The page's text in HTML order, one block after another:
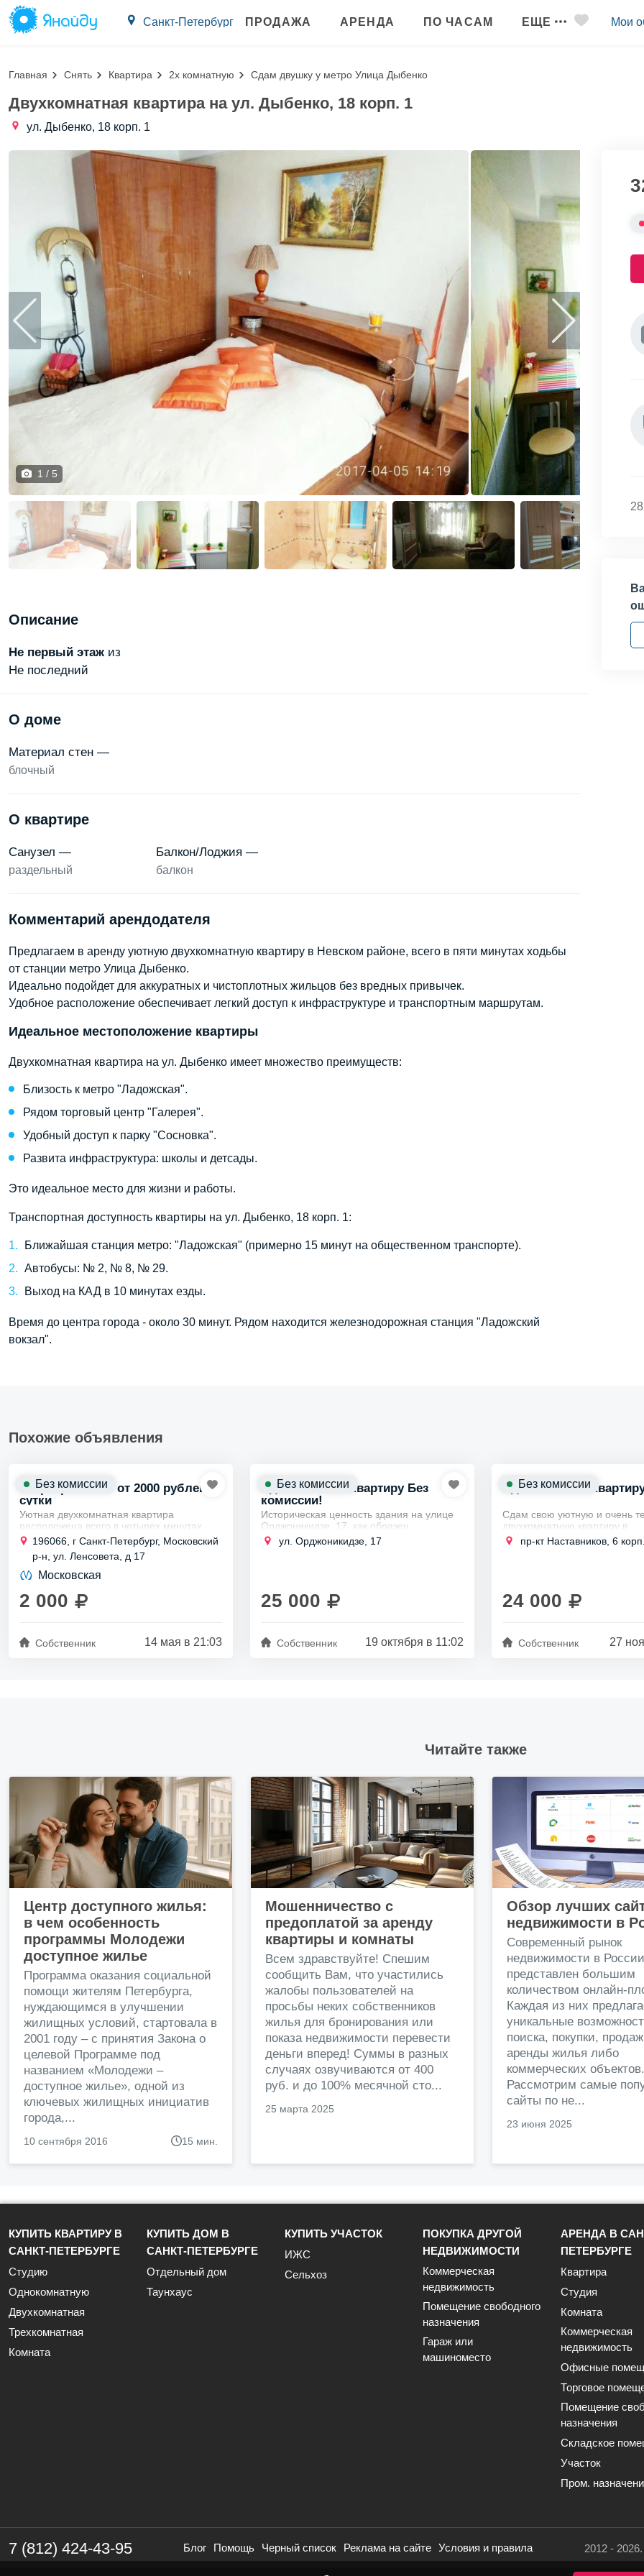
Санкт-Петербург ПРОДАЖА АРЕНДА ПО ЧАСАМ ЕЩЕ Мои
Главная Снять Квартира 2х комнатную Сдам двушку у метро Улица Дыбенко
Двухкомнатная квартира на ул. Дыбенко, 18 корп. 1
ул. Дыбенко, 18 корп. 1
1 / 5
Описание
Не первый этаж из
Не последний
О доме
Материал стен —
блочный
О квартире
Санузел —
раздельный
Балкон/Лоджия —
балкон
Комментарий арендодателя
Предлагаем в аренду уютную двухкомнатную квартиру в Невском районе, всего в пяти минутах ходьбы
от станции метро Улица Дыбенко.
Идеально подойдет для аккуратных и чистоплотных жильцов без вредных привычек.
Удобное расположение обеспечивает легкий доступ к инфраструктуре и транспортным маршрутам.
Идеальное местоположение квартиры
Двухкомнатная квартира на ул. Дыбенко имеет множество преимуществ:
Близость к метро "Ладожская".
Рядом торговый центр "Галерея".
Удобный доступ к парку "Сосновка".
Развита инфраструктура: школы и детсады.
Это идеальное место для жизни и работы.
Транспортная доступность квартиры на ул. Дыбенко, 18 корп. 1:
Ближайшая станция метро: "Ладожская" (примерно 15 минут на общественном транспорте).
Автобусы: № 2, № 8, № 29.
Выход на КАД в 10 минутах езды.
Время до центра города - около 30 минут. Рядом находится железнодорожная станция "Ладожский
вокзал".
Похожие объявления
Квартира в СПб от 2000 рублей в
сутки
Уютная двухкомнатная квартира
расположена всего в четырех минутах
пешком от станции метро, что делает её
отличным выбором для проживания до
шести...
196066, г Санкт-Петербург, Московский
р-н, ул. Ленсовета, д 17
Московская
2 000
Собственник 14 мая в 21:03
Без комиссии
Сдаю свою 2к квартиру Без
комиссии!
Историческая ценность здания на улице
Орджоникидзе, 17, как образец
архитектуры начала XX века связана с
развитием промышленности и культуры
ул. Орджоникидзе, 17
25 000
Собственник 19 октября в 11:02
Без комиссии Сдаю свою 2к
Сдам свою уютную и очень
двухкомнатную квартиру в
Красногвардейском районе в
станции метро Ладожская,
пр-кт Наставников, 6
24 000
Собственник 27
Без комиссии
Читайте также
Центр доступного жилья:
в чем особенность
программы Молодежи
доступное жилье
Программа оказания социальной
помощи жителям Петербурга,
нуждающимся в улучшении
жилищных условий, стартовала в
2001 году – с принятия Закона о
целевой Программе под
названием «Молодежи –
доступное жилье», одной из
ключевых жилищных инициатив
города,...
10 сентября 2016 15 мин.
Мошенничество с
предоплатой за аренду
квартиры и комнаты
Всем здравствуйте! Спешим
сообщить Вам, что участились
жалобы пользователей на
просьбы неких собственников
жилья для бронирования или
показа недвижимости перевести
деньги вперед! Суммы в разных
случаях озвучиваются от 400
руб. и до 100% месячной сто...
25 марта 2025
Обзор лучших
недвижимости в
Современный рынок
недвижимости в России
представлен большим
количеством онлайн-
Каждая из них
уникальные
поиска, покупки,
аренды жилья либо
коммерческих объектов.
Рассмотрим самые
сайты по не...
23 июня 2025
КУПИТЬ КВАРТИРУ В
САНКТ-ПЕТЕРБУРГЕ
Студию
Однокомнатную
Двухкомнатная
Трехкомнатная
Комната
КУПИТЬ ДОМ В
САНКТ-ПЕТЕРБУРГЕ
Отдельный дом
Таунхаус
КУПИТЬ УЧАСТОК
ИЖС
Сельхоз
ПОКУПКА ДРУГОЙ
НЕДВИЖИМОСТИ
Коммерческая
недвижимость
Помещение свободного
назначения
Гараж или
машиноместо
АРЕНДА В
ПЕТЕРБУРГЕ
Квартира
Студия
Комната
Коммерческая
недвижимость
Офисные
Торговое
Помещение
назначения
Складское
Участок
Пром.
7 (812) 424-43-95 Блог Помощь Черный список Реклама на сайте Условия и правила 2012 -